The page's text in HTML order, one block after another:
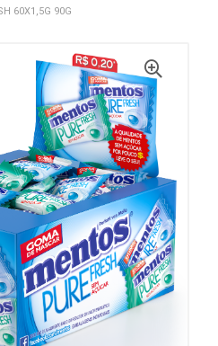
60X1,5G 90G